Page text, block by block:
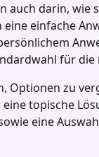
auch darin,
einfache
für
zu
topische
eine